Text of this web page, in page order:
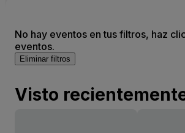
No hay eventos en tus filtros, haz
eventos.
Eliminar filtros
Visto